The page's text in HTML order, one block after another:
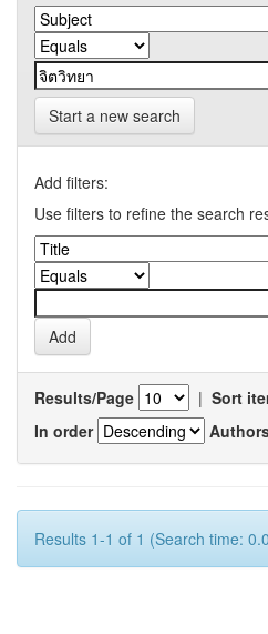
Start a new search
Add filters:
Use filters to refine the search
Results/Page | Sort
In order
Results 1-1 of 1 (Search time: